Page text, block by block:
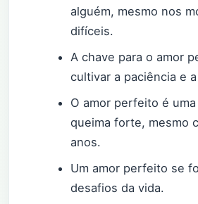
alguém, mesmo nos
difíceis.
A chave para o amor
cultivar a paciência e
O amor perfeito é
queima forte, mesmo
anos.
Um amor perfeito se
desafios da vida.